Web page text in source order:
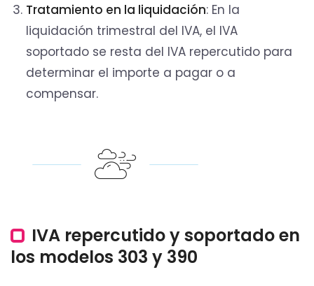
Tratamiento en la liquidación: En la
liquidación trimestral del IVA, el IVA
soportado se resta del IVA repercutido para
determinar el importe a pagar o a
compensar.
IVA repercutido y soportado en
los modelos 303 y 390